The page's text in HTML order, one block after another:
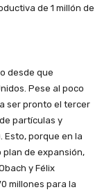
de 1 millón de
desde que
Pese al poco
ser pronto el tercer
partículas y
Esto, porque en la
plan de expansión,
y Félix
millones para la